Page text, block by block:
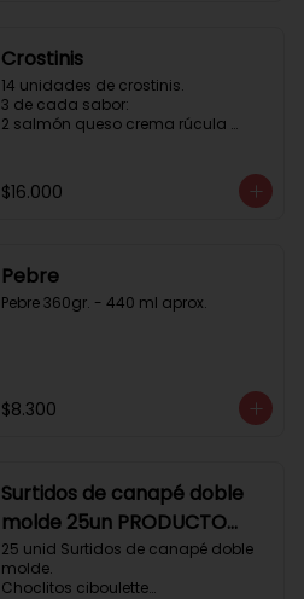
Crostinis
14 unidades de crostinis.
3 de cada sabor:
2 salmón queso crema rúcula
caramelizada y miel.
3 camaron queso crema rúcula.
$16.000
Pebre
Pebre 360gr. - 440 ml aprox.
$8.300
Surtidos de canapé doble
molde 25un PRODUCTO
DELICADO .
25 unid Surtidos de canapé doble
molde.
Choclitos ciboulette